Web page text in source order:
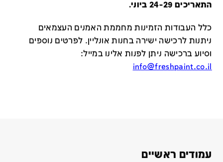
התאריכים 24-29 ביוני.
כלל העבודות הזמינות מחממת האמנים העצמאים
ניתנות לרכישה ישירה בחנות אונליין. לפרטים נוספים
וסיוע ברכישה ניתן לפנות אלינו במייל:
info@freshpaint.co.il
עמודים ראשיים